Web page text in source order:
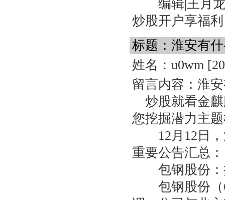
编辑|王月龙
炒股开户享福
标题：淮安有
姓名：u0wm
留言内容：淮
炒股就看金麒
您挖掘潜力主
12月12日，
重要公告汇总：
包钢股份：
包钢股份（